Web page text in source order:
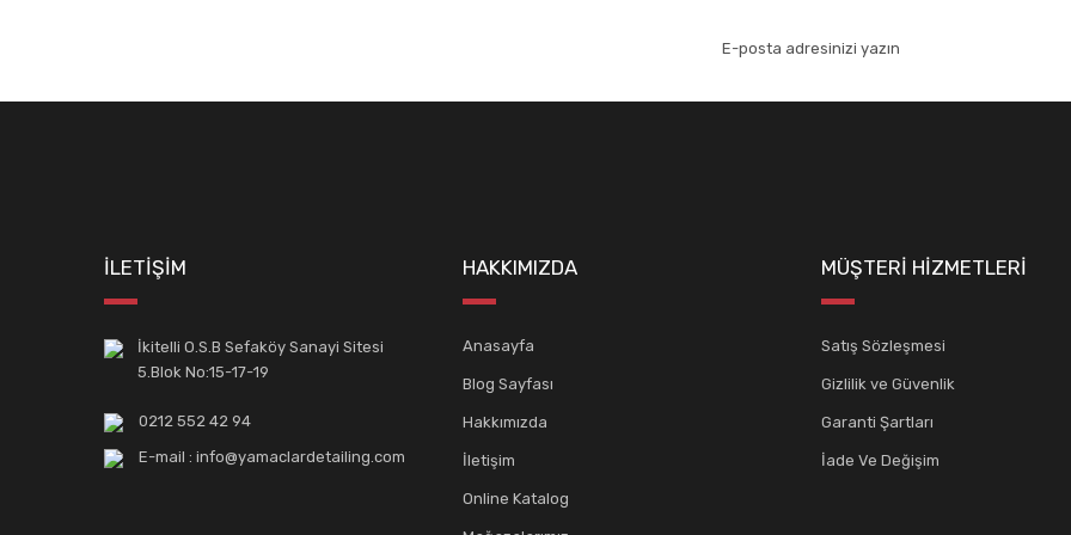
İLETİŞİM
İkitelli O.S.B Sefaköy Sanayi Sitesi
5.Blok No:15-17-19
0212 552 42 94
E-mail : info@yamaclardetailing.com
HAKKIMIZDA
Anasayfa
Blog Sayfası
Hakkımızda
İletişim
Online Katalog
MÜŞTERİ HİZMETLERİ
Satış Sözleşmesi
Gizlilik ve Güvenlik
Garanti Şartları
İade Ve Değişim